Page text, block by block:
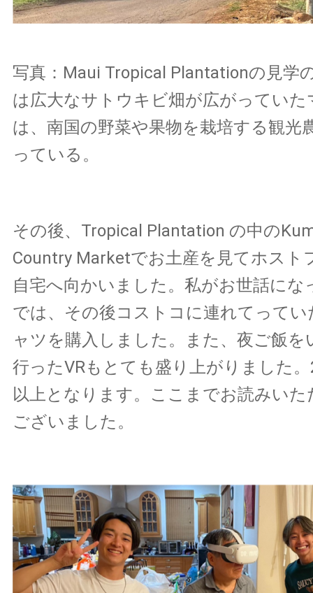
写真：Maui Tropical Plantationの見学
は広大なサトウキビ畑が広がっていた
は、南国の野菜や果物を栽培する観光
っている。
その後、Tropical Plantation の中の
Country Marketでお土産を見てホスト
自宅へ向かいました。私がお世話にな
では、その後コストコに連れてって
ャツを購入しました。また、夜ご飯を
行ったVRもとても盛り上がりました
以上となります。ここまでお読みい
ございました。